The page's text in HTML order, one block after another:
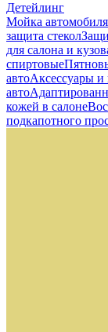
Детейлинг
Мойка автомобиля
защита стекол
для салона и
спиртовые
автоАксессуары
авто
кожей в салоне
подкапотного